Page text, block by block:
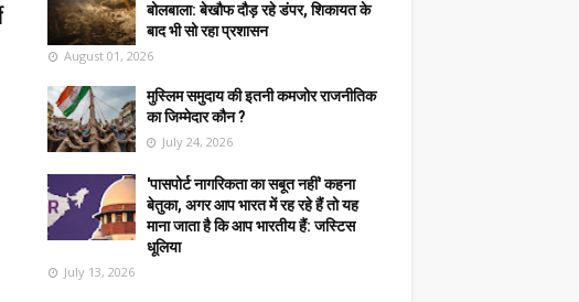
बोलबाला: बेखौफ दौड़ रहे डंपर, शिकायत के
बाद भी सो रहा प्रशासन
August 01, 2026
मुस्लिम समुदाय की इतनी कमजोर राजनीतिक
का जिम्मेदार कौन ?
July 24, 2026
'पासपोर्ट नागरिकता का सबूत नहीं' कहना
बेतुका, अगर आप भारत में रह रहे हैं तो यह
माना जाता है कि आप भारतीय हैं: जस्टिस
धूलिया
July 13, 2026